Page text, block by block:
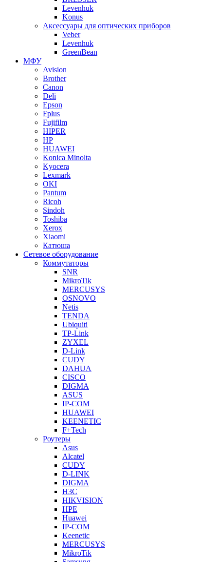
Levenhuk
Konus
Аксессуары для оптических приборов
Veber
Levenhuk
GreenBean
МФУ
Avision
Brother
Canon
Deli
Epson
Fplus
Fujifilm
HIPER
HP
HUAWEI
Konica Minolta
Kyocera
Lexmark
OKI
Pantum
Ricoh
Sindoh
Toshiba
Xerox
Xiaomi
Катюша
Сетевое оборудование
Коммутаторы
SNR
MikroTik
MERCUSYS
OSNOVO
Netis
TENDA
Ubiquiti
TP-Link
ZYXEL
D-Link
CUDY
DAHUA
CISCO
DIGMA
ASUS
IP-COM
HUAWEI
KEENETIC
F+Tech
Роутеры
Asus
Alcatel
CUDY
D-LINK
DIGMA
H3C
HIKVISION
HPE
Huawei
IP-COM
Keenetic
MERCUSYS
MikroTik